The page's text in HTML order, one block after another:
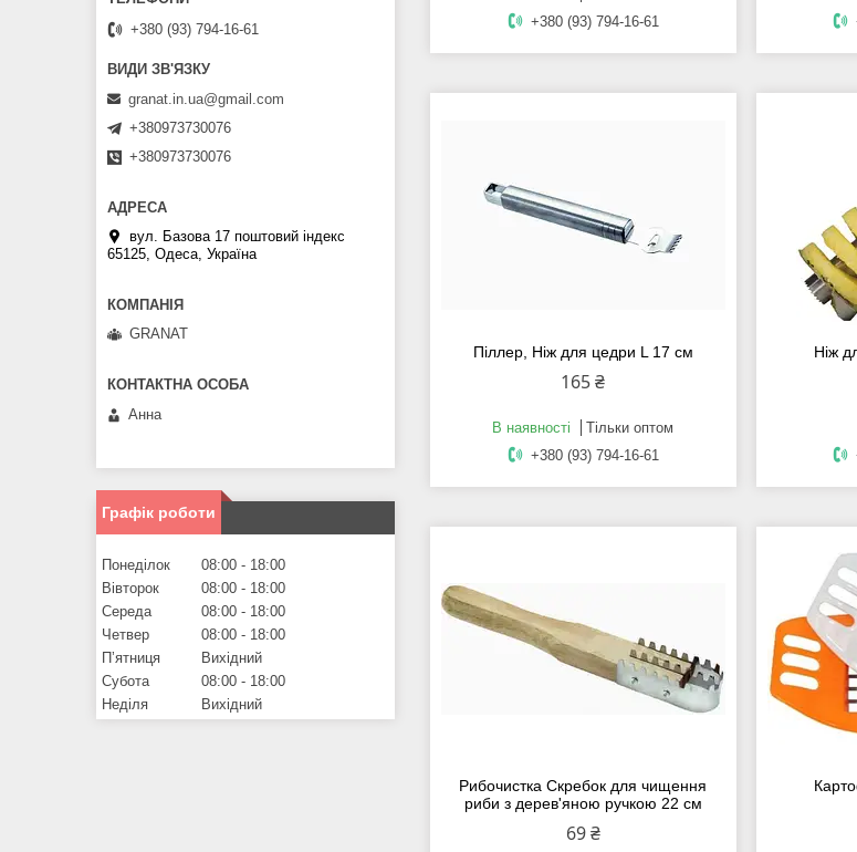
+380 (93) 794-16-61
Піллер, Ніж для цедри L 17 см
165 ₴
В наявності
Тільки оптом
+380 (93) 794-16-61
Ніж
Рибочистка Скребок для чищення
риби з дерев'яною ручкою 22 см
69 ₴
+380 (93) 794-16-61
granat.in.ua@gmail.com
+380973730076
+380973730076
вул. Базова 17 поштовий індекс
65125, Одеса, Україна
GRANAT
Анна
Графік роботи
Понеділок 08:00
18:00
Вівторок
08:00
18:00
Середа
08:00
18:00
Четвер
08:00
18:00
Пʼятниця
Вихідний
Субота
08:00
18:00
Неділя
Вихідний